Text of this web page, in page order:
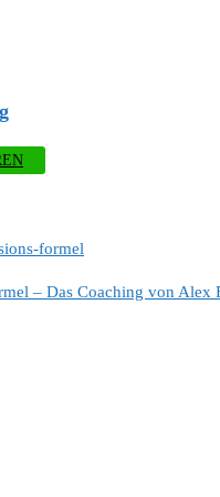
– Das Coaching von Alex